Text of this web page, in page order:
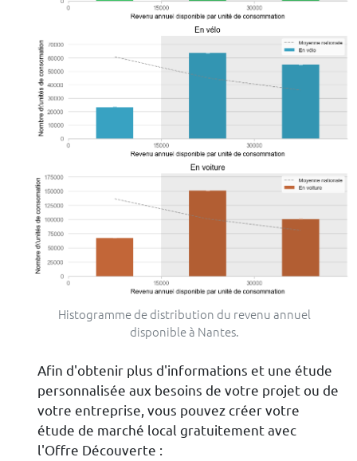
Histogramme de distribution du revenu annuel
disponible à Nantes.
Afin d'obtenir plus d'informations et une étude
personnalisée aux besoins de votre projet ou de
votre entreprise, vous pouvez créer votre
étude de marché local gratuitement avec
l'Offre Découverte :